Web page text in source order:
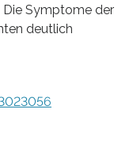
Die Symptome der
deutlich